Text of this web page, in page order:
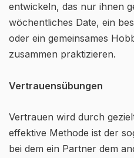
entwickeln, das nur ihnen
wöchentliches Date, ein
oder ein gemeinsames
zusammen praktizieren.
Vertrauensübungen
Vertrauen wird durch
effektive Methode ist der
bei dem ein Partner dem